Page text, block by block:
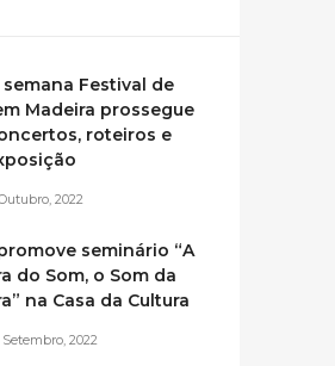
Festival de
Madeira prossegue
roteiros e
2022
seminário “A
do Som, o Som da
na Casa da Cultura
2022